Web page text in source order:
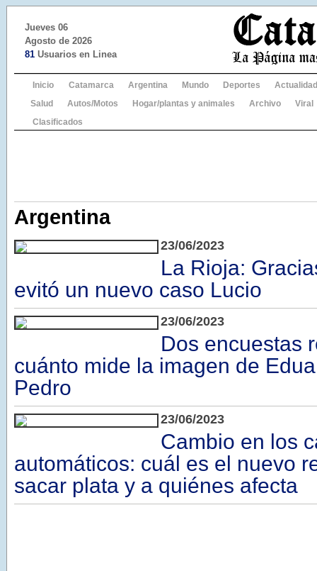
Jueves 06
Agosto de 2026
81 Usuarios en Linea
Inicio Catamarca Argentina Mundo Deportes
Actualidad
Salud
Autos/Motos Hogar/plantas y animales Archivo
Viral
Clasificados
Argentina
23/06/2023
La Rioja:
evitó un nuevo caso Lucio
23/06/2023
Dos encuestas
cuánto mide la imagen de
Pedro
23/06/2023
Cambio en los
automáticos: cuál es el nuevo
sacar plata y a quiénes afecta